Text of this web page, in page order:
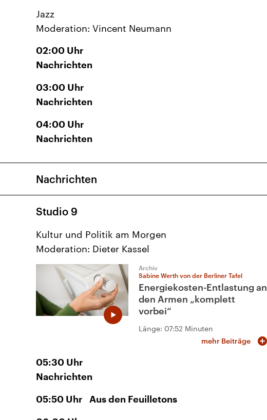
Jazz
Moderation: Vincent Neumann
02:00 Uhr
Nachrichten
03:00 Uhr
Nachrichten
04:00 Uhr
Nachrichten
Nachrichten
Studio 9
Kultur und Politik am Morgen
Moderation: Dieter Kassel
Archiv
Sabine Werth von der Berliner Tafel
Energiekosten-Entlastung an
den Armen „komplett
vorbei“
Länge: 07:52 Minuten
mehr Beiträge
05:30 Uhr
Nachrichten
05:50 Uhr Aus den Feuilletons